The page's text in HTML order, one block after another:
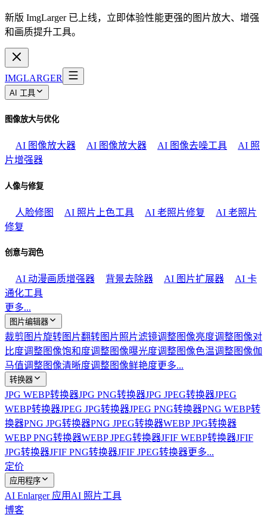
新版 ImgLarger 已上线，立即体验性能更强的图片放大、增强
和画质提升工具。
IMGLARGER
AI 工具
图像放大与优化
AI 图像放大器 AI 图像放大器 AI 图像去噪工具
AI 照
片增强器
人像与修复
人脸修图 AI 照片上色工具 AI 老照片修复
AI 老照片
修复
创意与润色
AI 动漫画质增强器 背景去除器 AI 图片扩展器
AI 卡
通化工具
更多...
图片编辑器
裁剪图片旋转图片翻转图片照片滤镜调整图像亮度调整图像对
比度调整图像饱和度调整图像曝光度调整图像色温调整图像伽
马值调整图像清晰度调整图像鲜艳度更多...
转换器
JPG WEBP转换器JPG PNG转换器JPG JPEG转换器JPEG
WEBP转换器JPEG JPG转换器JPEG PNG转换器PNG WEBP转
换器PNG JPG转换器PNG JPEG转换器WEBP JPG转换器
WEBP PNG转换器WEBP JPEG转换器JFIF WEBP转换器JFIF
JPG转换器JFIF PNG转换器JFIF JPEG转换器更多...
定价
应用程序
AI Enlarger 应用 AI 照片工具
博客